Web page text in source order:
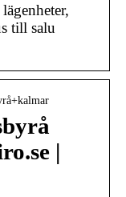
till salu
|